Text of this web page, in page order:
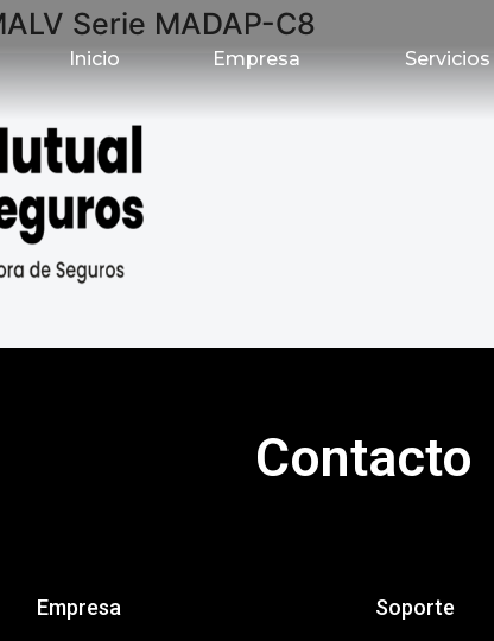
Inicio Empresa Servicios
Serie MADAP-C8
Contacto
Empresa Soporte